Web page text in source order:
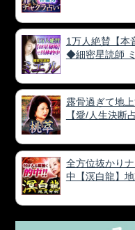
1万人絶賛【本
◆細密星読師
露骨過ぎて地
【愛/人生決断
全方位抜かり
中【溟白龍】